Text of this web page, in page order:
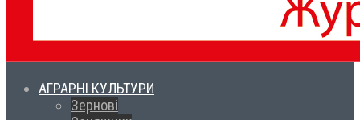
АГРАРНІ КУЛЬТУРИ
Зернові